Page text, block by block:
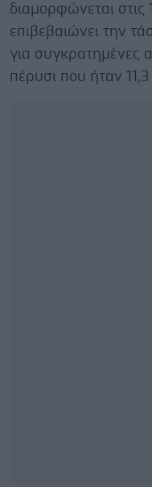
διαμορφώνεται στις
επιβεβαιώνει την
για συγκρατημένες
πέρυσι που ήταν